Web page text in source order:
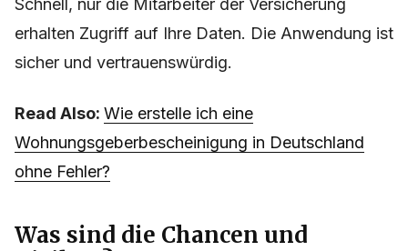
Schnell, nur die Mitarbeiter der Versicherung
erhalten Zugriff auf Ihre Daten. Die Anwendung ist
sicher und vertrauenswürdig.
Read Also: Wie erstelle ich eine
Wohnungsgeberbescheinigung in Deutschland
ohne Fehler?
Was sind die Chancen und